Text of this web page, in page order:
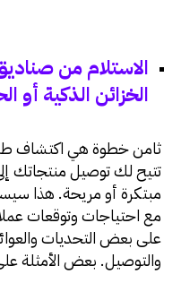
الاستلام من
الخزائن الذكية أو
ثامن خطوة هي اكتشاف
تتيح لك توصيل منتجاتك
مبتكرة أو مريحة. هذا
مع احتياجات وتوقعات
على بعض التحديات
والتوصيل. بعض الأمثلة